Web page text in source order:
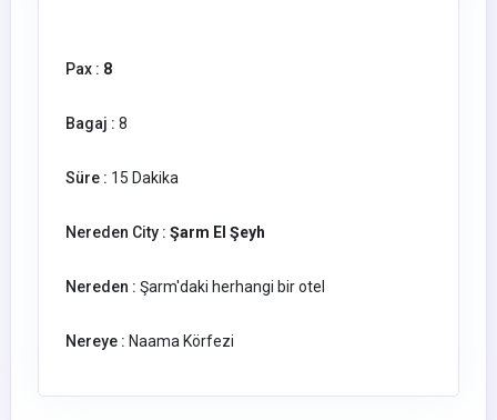
Pax : 8
Bagaj : 8
Süre : 15 Dakika
Nereden City : Şarm El Şeyh
Nereden : Şarm'daki herhangi bir otel
Nereye : Naama Körfezi